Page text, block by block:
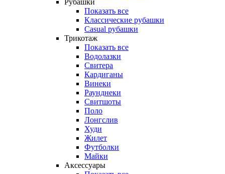
Рубашки
Показать все
Классические рубашки
Casual рубашки
Трикотаж
Показать все
Водолазки
Свитера
Кардиганы
Винеки
Раунднеки
Свитшоты
Поло
Лонгслив
Худи
Жилет
Футболки
Майки
Аксессуары